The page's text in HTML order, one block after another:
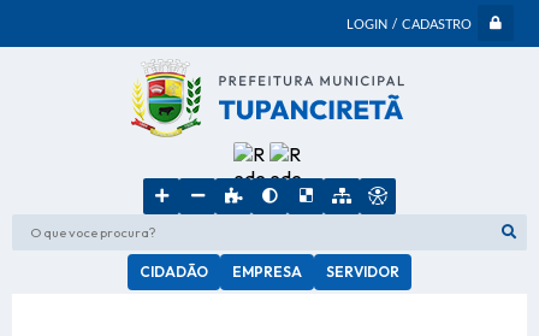
LOGIN / CADASTRO
O que voce procura?
CIDADÃO EMPRESA SERVIDOR